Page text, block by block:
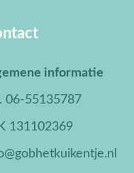
informatie
06-55135787
131102369